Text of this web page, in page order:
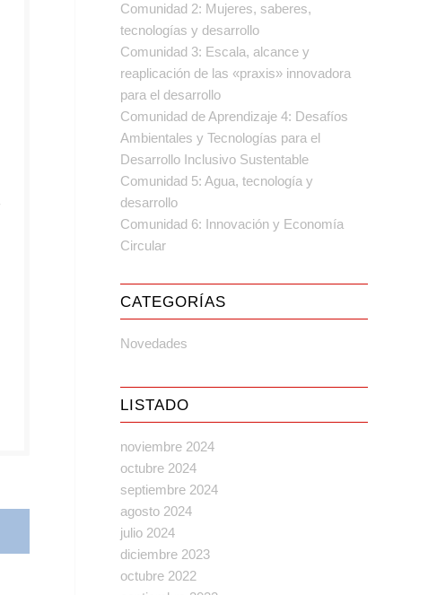
Comunidad 2: Mujeres, saberes,
tecnologías y desarrollo
Comunidad 3: Escala, alcance y
reaplicación de las «praxis» innovadora
para el desarrollo
Comunidad de Aprendizaje 4: Desafíos
Ambientales y Tecnologías para el
Desarrollo Inclusivo Sustentable
Comunidad 5: Agua, tecnología y
desarrollo
Comunidad 6: Innovación y Economía
Circular
CATEGORÍAS
Novedades
LISTADO
noviembre 2024
octubre 2024
septiembre 2024
agosto 2024
julio 2024
diciembre 2023
octubre 2022